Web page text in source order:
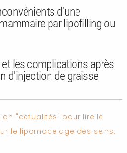
d'une
par lipofilling ou
et les complications après
d'injection de graisse
"actualités" pour lire le
le lipomodelage des seins.